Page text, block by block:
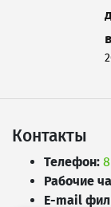
Контакты
Телефон:
Рабочие
E-mail